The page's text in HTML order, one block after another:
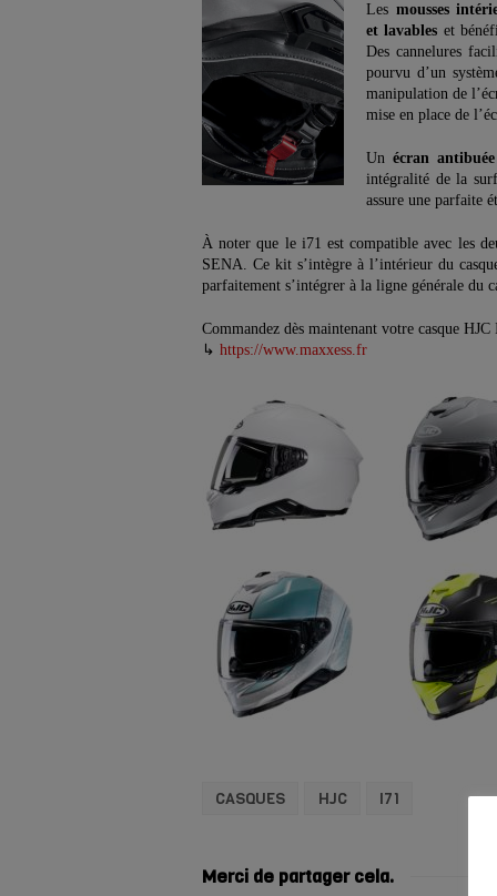
Les mousses
et lavables et
Des cannelures
pourvu d’un
manipulation de
mise en place de
Unécran
intégralité de la
assure une parfaite
À noter que le i71 est compatible avec les
SENA. Ce kit s’intègre à l’intérieur du
parfaitement s’intégrer à la ligne générale du
Commandez dès maintenant votre casque
↳ https://www.maxxess.fr
CASQUES HJC I71
Merci de partager cela.